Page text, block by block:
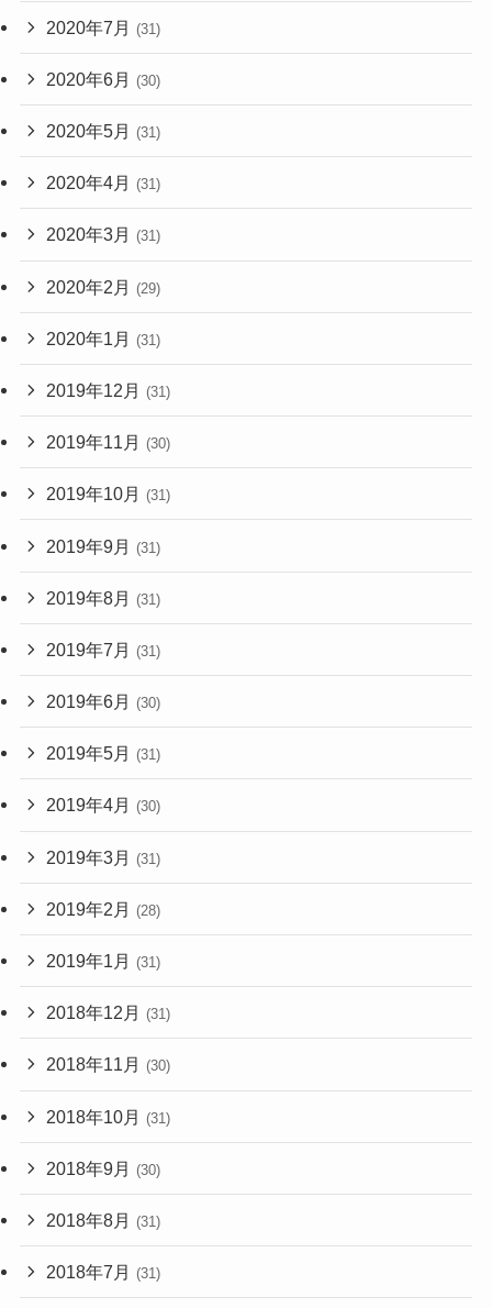
2020年7月 (31)
2020年6月 (30)
2020年5月 (31)
2020年4月 (31)
2020年3月 (31)
2020年2月 (29)
2020年1月 (31)
2019年12月 (31)
2019年11月 (30)
2019年10月 (31)
2019年9月 (31)
2019年8月 (31)
2019年7月 (31)
2019年6月 (30)
2019年5月 (31)
2019年4月 (30)
2019年3月 (31)
2019年2月 (28)
2019年1月 (31)
2018年12月 (31)
2018年11月 (30)
2018年10月 (31)
2018年9月 (30)
2018年8月 (31)
2018年7月 (31)